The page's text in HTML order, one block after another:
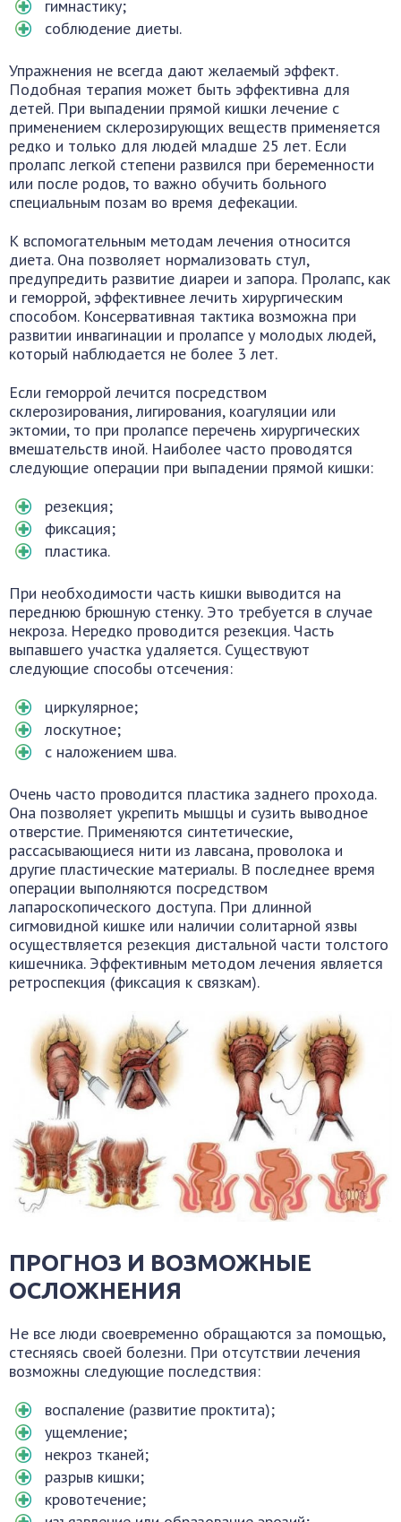
гимнастику;
соблюдение диеты.
Упражнения не всегда дают желаемый эффект.
Подобная терапия может быть эффективна для
детей. При выпадении прямой кишки лечение с
применением склерозирующих веществ применяется
редко и только для людей младше 25 лет. Если
пролапс легкой степени развился при беременности
или после родов, то важно обучить больного
специальным позам во время дефекации.
К вспомогательным методам лечения относится
диета. Она позволяет нормализовать стул,
предупредить развитие диареи и запора. Пролапс, как
и геморрой, эффективнее лечить хирургическим
способом. Консервативная тактика возможна при
развитии инвагинации и пролапсе у молодых людей,
который наблюдается не более 3 лет.
Если геморрой лечится посредством
склерозирования, лигирования, коагуляции или
эктомии, то при пролапсе перечень хирургических
вмешательств иной. Наиболее часто проводятся
следующие операции при выпадении прямой кишки:
резекция;
фиксация;
пластика.
При необходимости часть кишки выводится на
переднюю брюшную стенку. Это требуется в случае
некроза. Нередко проводится резекция. Часть
выпавшего участка удаляется. Существуют
следующие способы отсечения:
циркулярное;
лоскутное;
с наложением шва.
Очень часто проводится пластика заднего прохода.
Она позволяет укрепить мышцы и сузить выводное
отверстие. Применяются синтетические,
рассасывающиеся нити из лавсана, проволока и
другие пластические материалы. В последнее время
операции выполняются посредством
лапароскопического доступа. При длинной
сигмовидной кишке или наличии солитарной язвы
осуществляется резекция дистальной части толстого
кишечника. Эффективным методом лечения является
ретроспекция (фиксация к связкам).
ПРОГНОЗ И ВОЗМОЖНЫЕ
ОСЛОЖНЕНИЯ
Не все люди своевременно обращаются за помощью,
стесняясь своей болезни. При отсутствии лечения
возможны следующие последствия:
воспаление (развитие проктита);
ущемление;
некроз тканей;
разрыв кишки;
кровотечение;